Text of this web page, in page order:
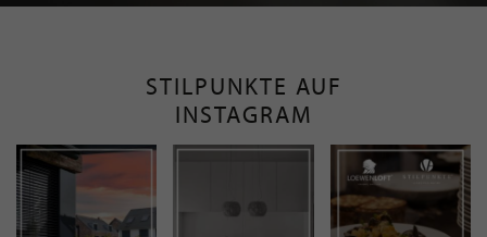
STILPUNKTE AUF
INSTAGRAM